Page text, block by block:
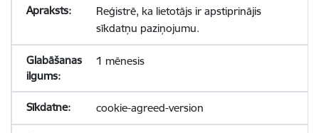
Reģistrē, ka lietotājs ir apstiprinājis
sīkdatņu paziņojumu.
1 mēnesis
cookie-agreed-version